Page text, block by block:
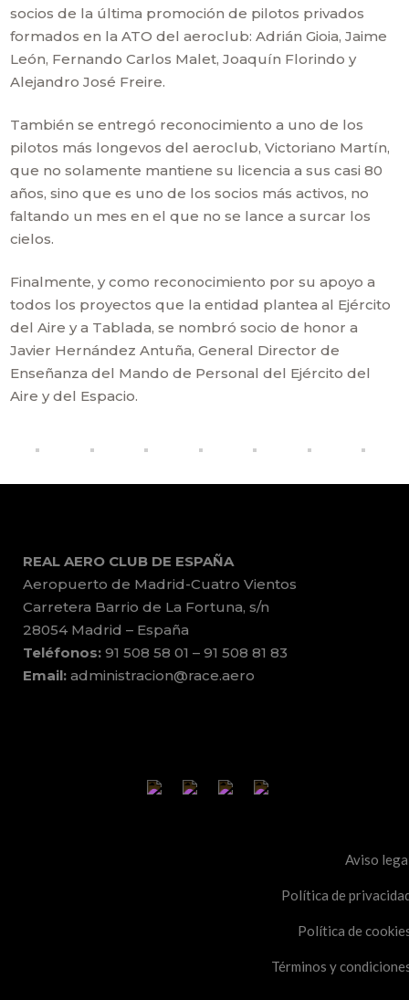
socios de la última promoción de pilotos privados
formados en la ATO del aeroclub: Adrián Gioia, Jaime
León, Fernando Carlos Malet, Joaquín Florindo y
Alejandro José Freire.
También se entregó reconocimiento a uno de los
pilotos más longevos del aeroclub, Victoriano Martín,
que no solamente mantiene su licencia a sus casi 80
años, sino que es uno de los socios más activos, no
faltando un mes en el que no se lance a surcar los
cielos.
Finalmente, y como reconocimiento por su apoyo a
todos los proyectos que la entidad plantea al Ejército
del Aire y a Tablada, se nombró socio de honor a
Javier Hernández Antuña, General Director de
Enseñanza del Mando de Personal del Ejército del
Aire y del Espacio.
REAL AERO CLUB DE ESPAÑA
Aeropuerto de Madrid-Cuatro Vientos
Carretera Barrio de La Fortuna, s/n
28054 Madrid – España
Teléfonos: 91 508 58 01 – 91 508 81 83
Email: administracion@race.aero
Aviso
Política de
Política de
Términos y